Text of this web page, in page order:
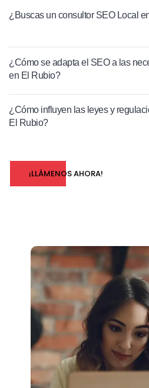
¿Buscas un consultor SEO Local
¿Cómo se adapta el SEO a las
en El Rubio?
¿Cómo influyen las leyes y
El Rubio?
¡LLÁMENOS AHORA!